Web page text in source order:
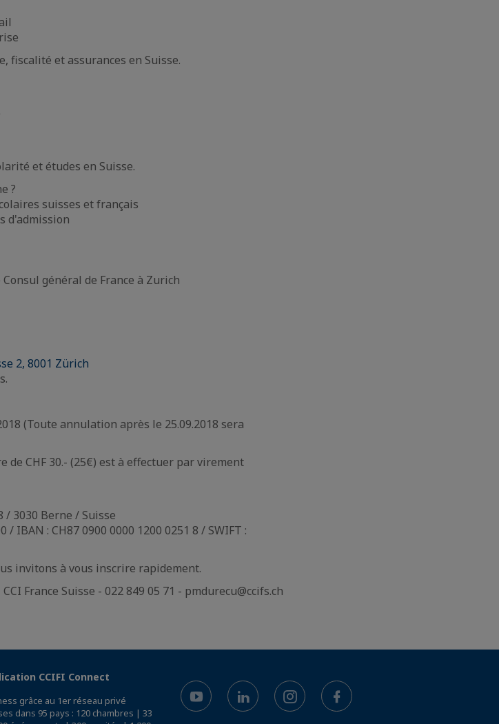
fiscalité et assurances en Suisse.
et études en Suisse.
?
suisses et français
d'admission
général de France à Zurich
2, 8001 Zürich
(Toute annulation après le 25.09.2018 sera
CHF 30.- (25€) est à effectuer par virement
/ 3030 Berne / Suisse
/ IBAN : CH87 0900 0000 1200 0251 8 / SWIFT :
invitons à vous inscrire rapidement.
France Suisse - 022 849 05 71 - pmdurecu@ccifs.ch
CCIFI Connect
grâce au 1er réseau privé
dans 95 pays : 120 chambres | 33